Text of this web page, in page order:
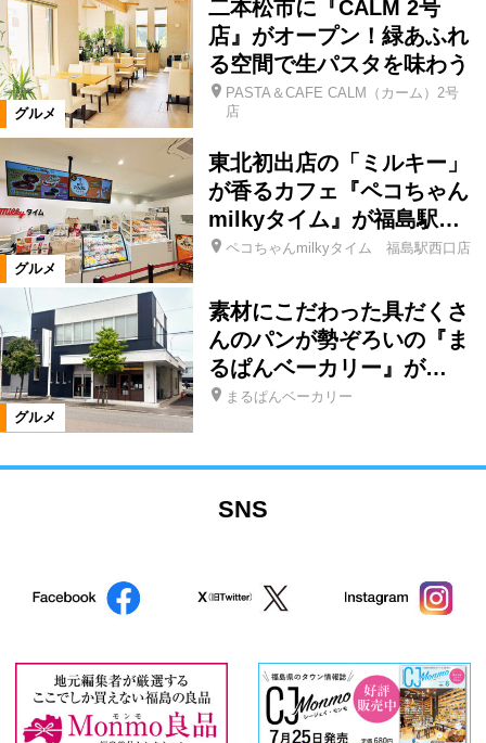
グルメ
二本松市に『CALM 2号
店』がオープン！緑あふれ
る空間で生パスタを味わう
PASTA＆CAFE CALM（カーム）2号
店
グルメ
東北初出店の「ミルキー」
が香るカフェ『ペコちゃん
milkyタイム』が福島駅…
ペコちゃんmilkyタイム 福島駅西口店
グルメ
素材にこだわった具だくさ
んのパンが勢ぞろいの『ま
るぱんベーカリー』が…
まるぱんベーカリー
SNS